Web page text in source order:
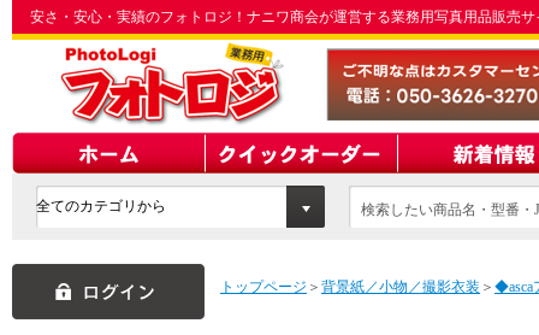
安さ・安心・実績のフォトロジ！ナニワ商会が運営する業務用写真用品販売
検索したい商品名・型番
トップページ ＞ 背景紙／小物／撮影衣装 ＞ ◆asca